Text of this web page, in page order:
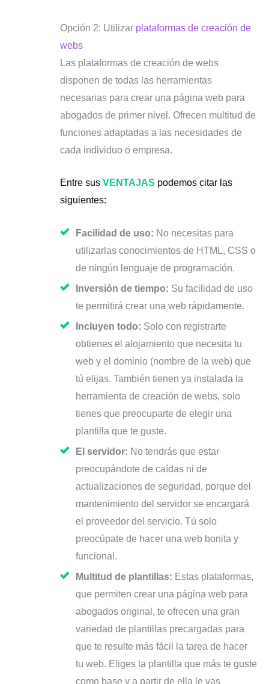
Opción 2: Utilizar plataformas de creación de
webs
Las plataformas de creación de webs
disponen de todas las herramientas
necesarias para crear una página web para
abogados de primer nivel. Ofrecen multitud de
funciones adaptadas a las necesidades de
cada individuo o empresa.
Entre sus VENTAJAS podemos citar las
siguientes:
Facilidad de uso: No necesitas para
utilizarlas conocimientos de HTML, CSS o
de ningún lenguaje de programación.
Inversión de tiempo: Su facilidad de uso
te permitirá crear una web rápidamente.
Incluyen todo: Solo con registrarte
obtienes el alojamiento que necesita tu
web y el dominio (nombre de la web) que
tú elijas. También tienen ya instalada la
herramienta de creación de webs, solo
tienes que preocuparte de elegir una
plantilla que te guste.
El servidor: No tendrás que estar
preocupándote de caídas ni de
actualizaciones de seguridad, porque del
mantenimiento del servidor se encargará
el proveedor del servicio. Tú solo
preocúpate de hacer una web bonita y
funcional.
Multitud de plantillas: Estas plataformas,
que permiten crear una página web para
abogados original, te ofrecen una gran
variedad de plantillas precargadas para
que te resulte más fácil la tarea de hacer
tu web. Eliges la plantilla que más te guste
como base y a partir de ella le vas